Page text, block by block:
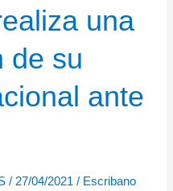
una
de su
ante
/27/04/2021/ Escribano